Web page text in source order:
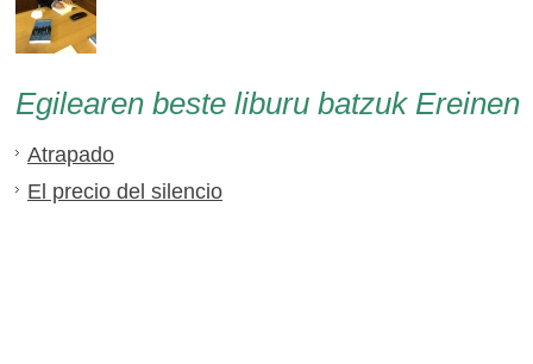
Egilearen beste liburu batzuk Ereinen
Atrapado
El precio del silencio